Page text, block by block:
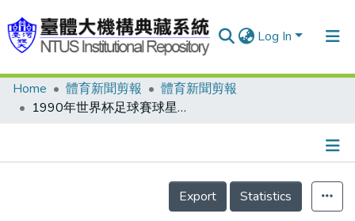
Log In
Communities & Collections
Home 體育新聞剪報
體育新聞剪報
1990年世界杯足球賽球星譜61 華德拉瑪 南美古力特 哥倫比亞中場創造者
Details
Export
Statistics